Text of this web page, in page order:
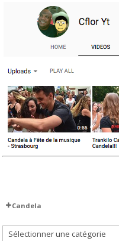
Candela
Les professeurs et le staff